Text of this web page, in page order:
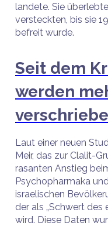
landete. Sie
versteckten, bis sie
befreit wurde.
Seit dem
werden
Laut einer neuen
Meir, das zur Clalit-
rasanten Anstieg
Psychopharmaka
israelischen
der als „Schwert des
wird. Diese Daten